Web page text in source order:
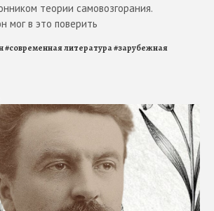
теории самовозгорания.
мог в это поверить
#современная литература#зарубежная